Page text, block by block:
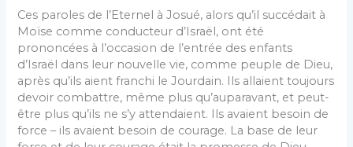
Ces paroles de l’Eternel à Josué, alors qu’il succédait à
Moïse comme conducteur d’Israël, ont été
prononcées à l’occasion de l’entrée des enfants
d’Israël dans leur nouvelle vie, comme peuple de Dieu,
après qu’ils aient franchi le Jourdain. Ils allaient toujours
devoir combattre, même plus qu’auparavant, et peut-
être plus qu’ils ne s’y attendaient. Ils avaient besoin de
force – ils avaient besoin de courage. La base de leur